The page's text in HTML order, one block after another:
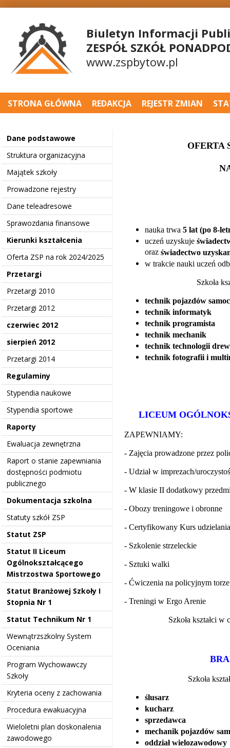
Biuletyn Informacji
ZESPÓŁ SZKÓŁ
www.zspbytow.pl
STRONA GŁÓWNA REDAKCJA REJESTR ZMIAN
Dane podstawowe
Struktura organizacyjna
Majątek szkoły
Prowadzone rejestry
Dane teleadresowe
Sprawozdania finansowe
Kierunki kształcenia
Oferta ZSP na rok 2024/2025
Przetargi
Przetargi 2010
Przetargi 2012
czerwiec 2012
sierpień 2012
Przetargi 2014
Regulaminy
Stypendia naukowe
Stypendia sportowe
Raporty
Ewaluacja zewnętrzna
Raport o stanie zapewniania
dostępności podmiotu
publicznego
Dokumentacja szkolna
Statuty szkół ZSP
Statut ZSP
Statut II Liceum
Ogólnokształcącego
Mistrzostwa Sportowego
Statut Branżowej Szkoły I
Stopnia Nr 1
Statut Technikum Nr 1
Wewnątrzszkolny System
Oceniania
Program Wychowawczy
Szkoły
Kryteria oceny z zachowania
Procedura ewakuacyjna
Wieloletni plan doskonalenia
zawodowego
OFERTA
nauka trwa 5 lat (po 8-
uczeń uzyskuje
oraz świadectwo
w trakcie nauki uczeń
Szkoła
technik pojazdów
technik informatyk
technik programista
technik mechanik
technik technologii
technik fotografii i
LICEUM
ZAPEWNIAMY:
- Zajęcia prowadzone przez
- Udział w imprezach/
- W klasie II dodatkowy
- Obozy treningowe i obronne
- Certyfikowany Kurs
- Szkolenie strzeleckie
- Sztuki walki
- Ćwiczenia na policyjnym
- Treningi w Ergo Arenie
Szkoła kształci
Szkoła
ślusarz
kucharz
sprzedawca
mechanik pojazdów
oddział wielozawodowy